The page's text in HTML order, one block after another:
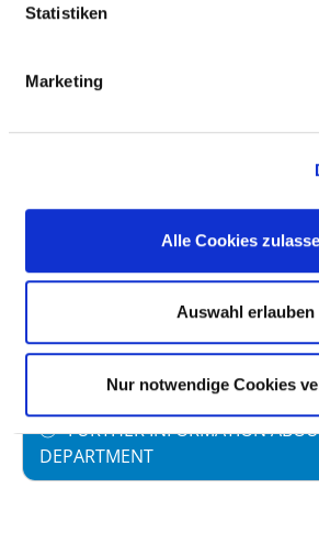
Statistiken
Marketing
Alle Cookies
Auswahl erlauben
Nur notwendige Cookies
NUMBER OF CASES
Number of inpatient cases:
SPECIALIST EXPERTISE AND
TRAINING
NUMBERS
FURTHER INFORMATION
DEPARTMENT